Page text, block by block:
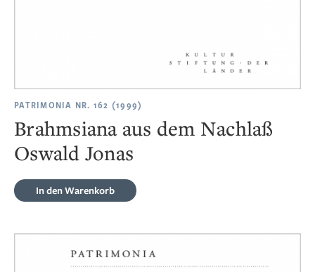
PATRIMONIA NR. 162 (1999)
Brahmsiana aus dem Nachlaß
Oswald Jonas
In den Warenkorb